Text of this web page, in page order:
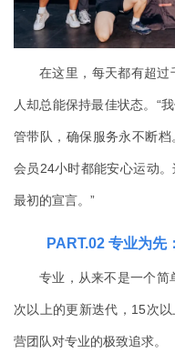
在这里，每天都有超
人却总能保持最佳状态。“
管带队，确保服务永不断
会员24小时都能安心运动
最初的宣言。”
PART.02 专业为先
专业，从来不是一个简
次以上的更新迭代，15次
营团队对专业的极致追求。